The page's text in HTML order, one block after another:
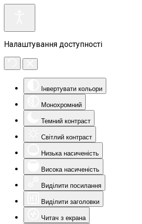
Налаштування доступності
Інвертувати кольори
Монохромний
Темний контраст
Світлий контраст
Низька насиченість
Висока насиченість
Виділити посилання
Виділити заголовки
Читач з екрана